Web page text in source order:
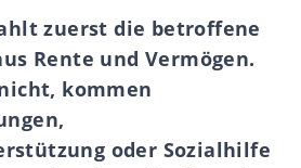
zuerst die betroffene
Rente und Vermögen.
kommen
oder Sozialhilfe